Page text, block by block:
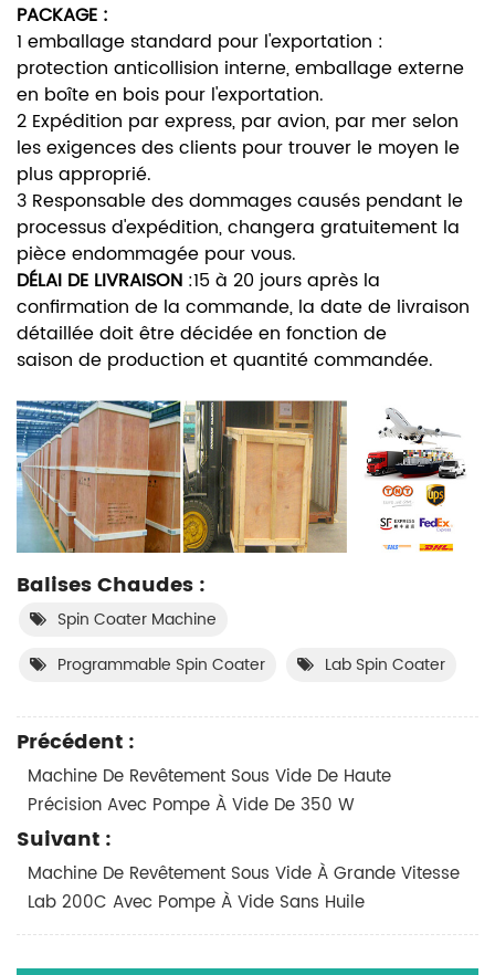
PACKAGE :
1 emballage standard pour l'exportation :
protection anticollision interne, emballage externe
en boîte en bois pour l'exportation.
2 Expédition par express, par avion, par mer selon
les exigences des clients pour trouver le moyen le
plus approprié.
3 Responsable des dommages causés pendant le
processus d'expédition, changera gratuitement la
pièce endommagée pour vous.
DÉLAI DE LIVRAISON :15 à 20 jours après la
confirmation de la commande, la date de livraison
détaillée doit être décidée en fonction de
saison de production et quantité commandée.
Balises Chaudes :
Spin Coater Machine
Programmable Spin Coater
Lab Spin Coater
Précédent :
Machine De Revêtement Sous Vide De Haute
Précision Avec Pompe À Vide De 350 W
Suivant :
Machine De Revêtement Sous Vide À Grande Vitesse
Lab 200C Avec Pompe À Vide Sans Huile